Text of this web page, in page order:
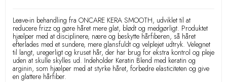
Leave-in behandling fra ONCARE KERA SMOOTH, udviklet til at
reducere frizz og gøre håret mere glat, blødt og medgørligt. Produktet
hjælper med at disciplinere, nære og beskytte hårfiberen, så håret
efterlades med et sundere, mere glansfuldt og velplejet udtryk. Velegnet
til langt, uregerligt og kruset hår, der har brug for ekstra kontrol og pleje
uden at skulle skylles ud. Indeholder Keratin Blend med keratin og
arginin, som hjælper med at styrke håret, forbedre elasticiteten og give
en glattere hårfiber.